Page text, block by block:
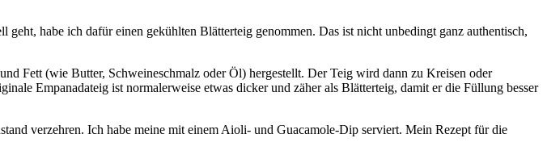
habe ich dafür einen gekühlten Blätterteig genommen. Das ist nicht unbedingt ganz authentisch,
Fett (wie Butter, Schweineschmalz oder Öl) hergestellt. Der Teig wird dann zu Kreisen oder
Empanadateig ist normalerweise etwas dicker und zäher als Blätterteig, damit er die Füllung besser
verzehren. Ich habe meine mit einem Aioli- und Guacamole-Dip serviert. Mein Rezept für die